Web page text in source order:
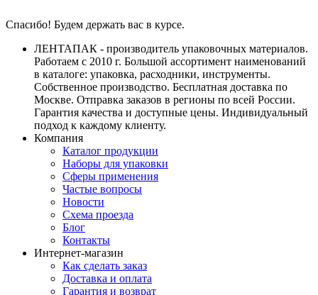
Спасибо! Будем держать вас в курсе.
ЛЕНТАПАК - производитель упаковочных материалов.
Работаем с 2010 г. Большой ассортимент наименований
в каталоге: упаковка, расходники, инструменты.
Собственное производство. Бесплатная доставка по
Москве. Отправка заказов в регионы по всей России.
Гарантия качества и доступные цены. Индивидуальный
подход к каждому клиенту.
Компания
Каталог продукции
Наборы для упаковки
Сферы применения
Частые вопросы
Новости
Схема проезда
Блог
Контакты
Интернет-магазин
Как сделать заказ
Доставка и оплата
Гарантия и возврат